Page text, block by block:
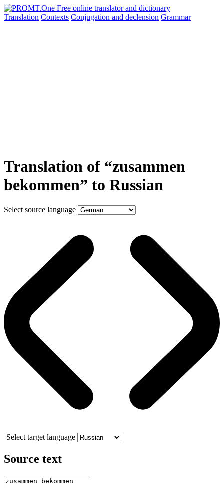
Translation Contexts Conjugation and declension Grammar
Translation of “zusammen
bekommen” to Russian
Select source language
Select target language
Source text